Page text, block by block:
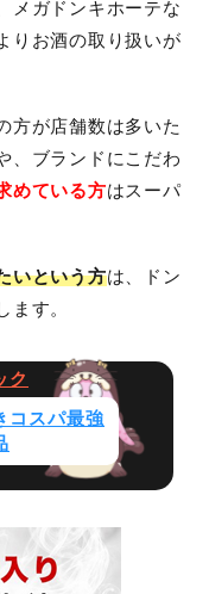
メガドンキホーテな
りお酒の取り扱いが
方が店舗数は多いた
、ブランドにこだわ
めている方はスーパ
いという方は、ドン
ます。
コスパ最強